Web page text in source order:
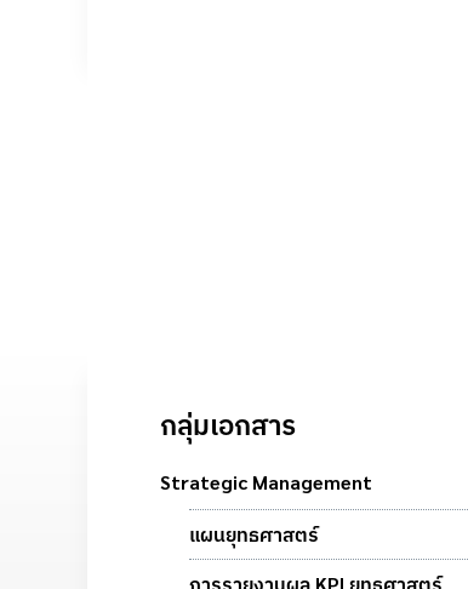
กลุ่มเอกสาร
Strategic Management
แผนยุทธศาสตร์